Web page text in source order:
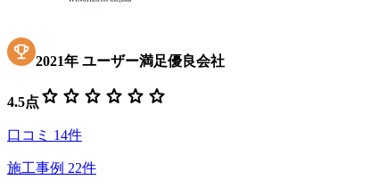
2021年 ユーザー満足優良会社
4.5点 star star star star star star
口コミ 14件
施工事例 22件